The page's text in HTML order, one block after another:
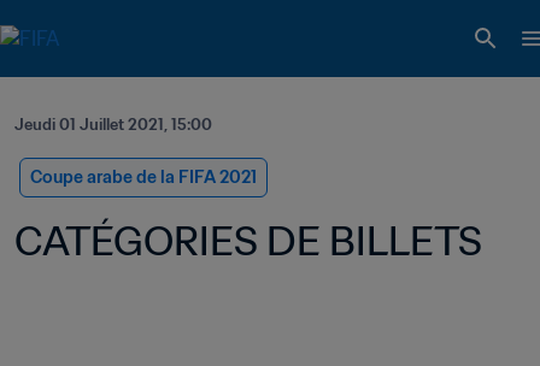
Jeudi 01 Juillet 2021, 15:00
Coupe arabe de la FIFA 2021
CATÉGORIES DE BILLETS